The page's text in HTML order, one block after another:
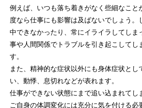
例えば、いつも落ち着きがなく些細なこと
度なら仕事にも影響は及ばないでしょう。
中できなかったり、常にイライラしてしま
事や人間関係でトラブルを引き起こしてし
す。
また、精神的な症状以外にも身体症状とし
い、動悸、息切れなどが表れます。
仕事ができない状態にまで追い込まれてし
ご自身の体調変化には充分に気を付ける必